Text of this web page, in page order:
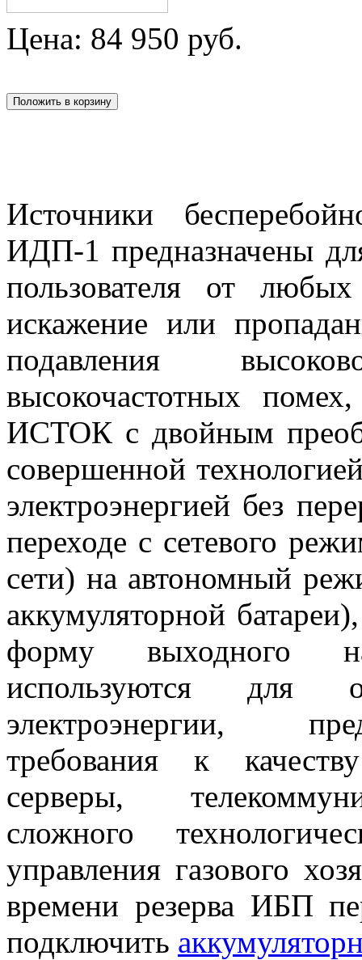
Цена: 84 950 руб.
Источники
ИДП-1 предназначены
пользователя от
искажение или
подавления
высокочастотных
ИСТОК с двойным
совершенной
электроэнергией без
переходе с сетевого
сети) на автономный
аккумуляторной
форму выходного
используются для
электроэнергии,
требования к
серверы,
сложного
управления газового
времени резерва ИБП
подключить